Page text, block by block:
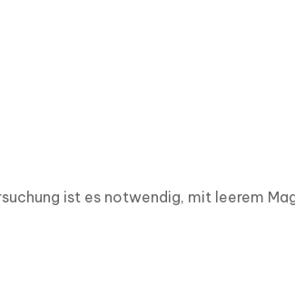
ist es notwendig, mit leerem